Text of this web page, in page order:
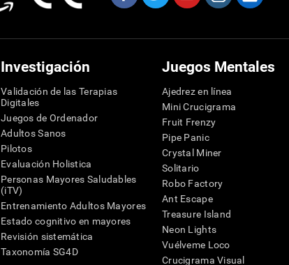
Investigación
Validación de las Terapias
Digitales
Juegos de Ordenador
Adultos Sanos
Pilotos
Evaluación Holistica
Personas Mayores Saludables
(iTV)
Entrenamiento Adultos Mayores
Estado cognitivo en mayores
Revisión sistemática
Taxonomía SG4D
Juegos Mentales
Ajedrez en línea
Mini Crucigrama
Fruit Frenzy
Pipe Panic
Crystal Miner
Solitario
Robo Factory
Ant Escape
Treasure Island
Neon Lights
Vuélveme Loco
Crucigrama Visual